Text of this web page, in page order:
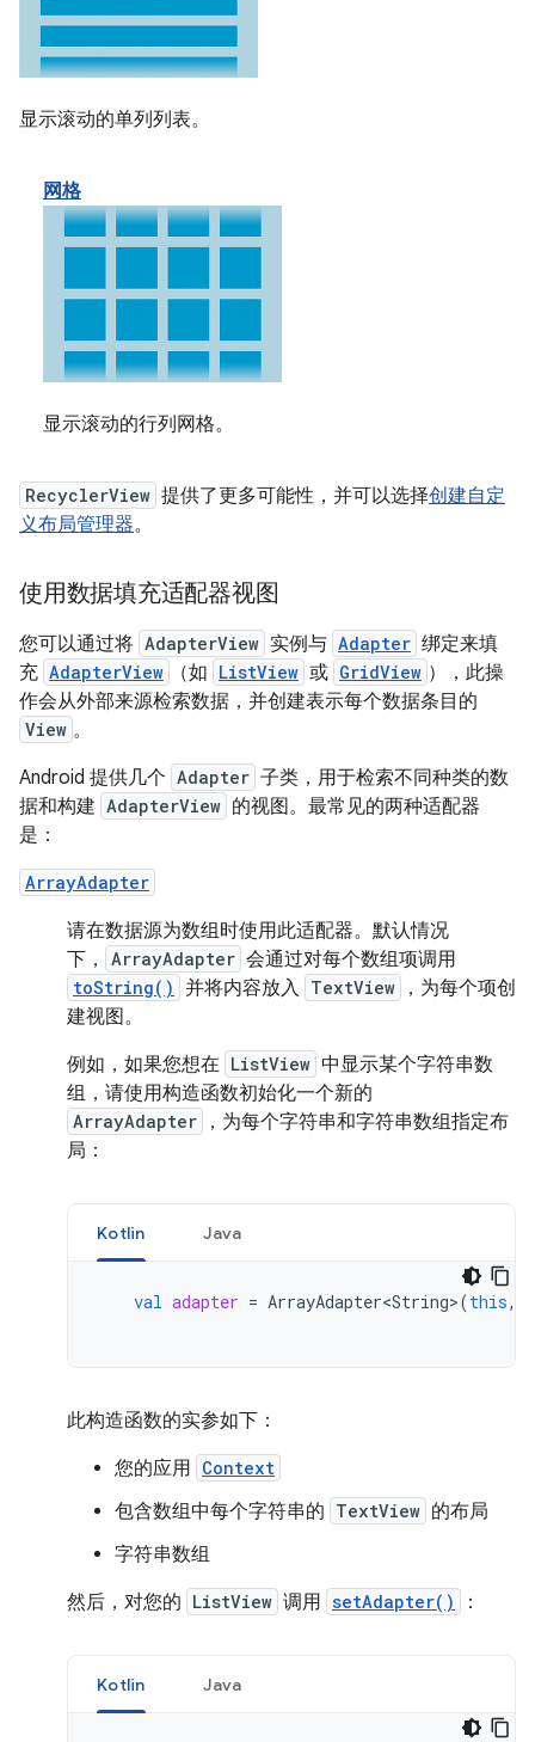
显示滚动的单列列表。
网格
显示滚动的行列网格。
RecyclerView 提供了更多可能性，并可以选择创建自定
义布局管理器。
使用数据填充适配器视图
您可以通过将 AdapterView 实例与 Adapter 绑定来填
充 AdapterView （如 ListView 或 GridView ），此操
作会从外部来源检索数据，并创建表示每个数据条目的
View 。
Android 提供几个 Adapter 子类，用于检索不同种类的数
据和构建 AdapterView 的视图。最常见的两种适配器
是：
ArrayAdapter
请在数据源为数组时使用此适配器。默认情况
下，
ArrayAdapter 会通过对每个数组项调用
toString() 并将内容放入 TextView
，为每个项创
建视图。
例如，如果您想在 ListView 中显示某个字符串数
组，请使用构造函数初始化一个新的
ArrayAdapter
，为每个字符串和字符串数组指定布
局：
Kotlin Java
val adapter = ArrayAdapter<String>(this,
此构造函数的实参如下：
您的应用 Context
包含数组中每个字符串的 TextView 的布局
字符串数组
然后，对您的 ListView 调用 setAdapter() ：
Kotlin Java